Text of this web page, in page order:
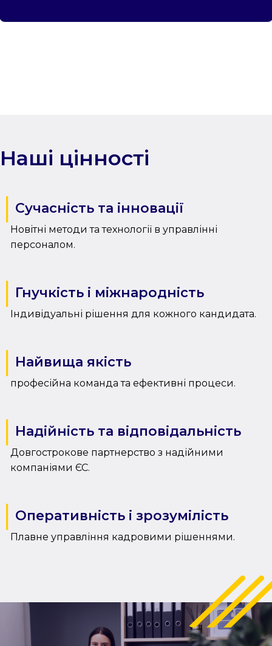
Наші цінності
Сучасність та інновації
Новітні методи та технології в управлінні
персоналом.
Гнучкість і міжнародність
Індивідуальні рішення для кожного кандидата.
Найвища якість
професійна команда та ефективні процеси.
Надійність та відповідальність
Довгострокове партнерство з надійними
компаніями ЄС.
Оперативність і зрозумілість
Плавне управління кадровими рішеннями.